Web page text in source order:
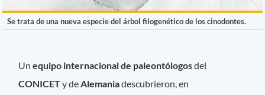
Se trata de una nueva especie del árbol filogenético de los cinodontes.
Unequipo internacional de paleontólogosdel
CONICETy de Alemaniadescubrieron, en